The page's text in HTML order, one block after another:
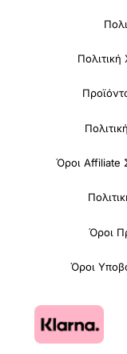
Όροι Affiliate
Όροι
Όροι